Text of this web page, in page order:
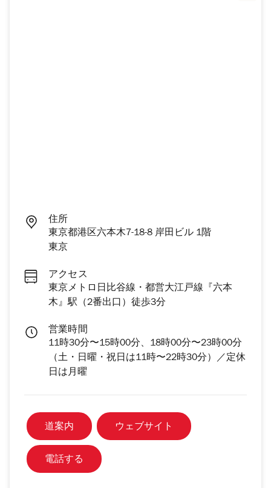
住所
東京都港区六本木7-18-8 岸田ビル 1階
東京
アクセス
東京メトロ日比谷線・都営大江戸線『六本
木』駅（2番出口）徒歩3分
営業時間
11時30分〜15時00分、18時00分〜23時00分
（土・日曜・祝日は11時〜22時30分）／定休
日は月曜
道案内 ウェブサイト
電話する